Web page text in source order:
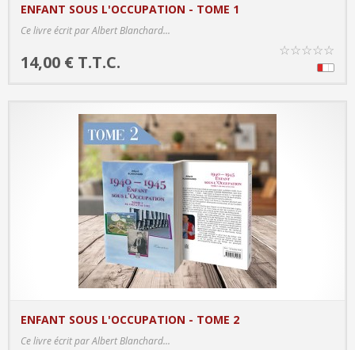
ENFANT SOUS L'OCCUPATION - TOME 1
Ce livre écrit par Albert Blanchard...
14,00 € T.T.C.
☆☆☆☆☆
ENFANT SOUS L'OCCUPATION - TOME 2
Ce livre écrit par Albert Blanchard...